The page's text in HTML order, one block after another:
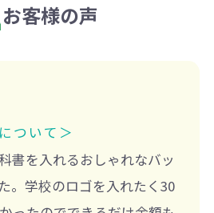
お客様の声
ついて＞
書を入れるおしゃれなバッ
。学校のロゴを入れたく30